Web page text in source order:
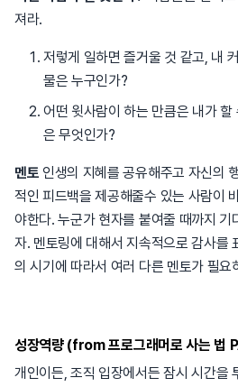
져라.
저렇게 일하면 즐거울 것 같고, 내
물은 누구인가?
어떤 윗사람이 하는 만큼은 내가
은 무엇인가?
멘토 인생의 지혜를 공유해주고 자신의
적인 피드백을 제공해줄수 있는 사람이
야한다. 누군가 현자를 붙여줄 때까지 기
자. 멘토링에 대해서 지속적으로 감사를
의 시기에 따라서 여러 다른 멘토가 필요
성장역량 (from 프로그래머로 사는 법
개인이든, 조직 입장에서든 잠시 시간을